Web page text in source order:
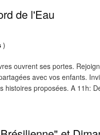
de l'Eau
)
ouvrent ses portes.
avec vos enfants.
histoires proposées. A 11h: